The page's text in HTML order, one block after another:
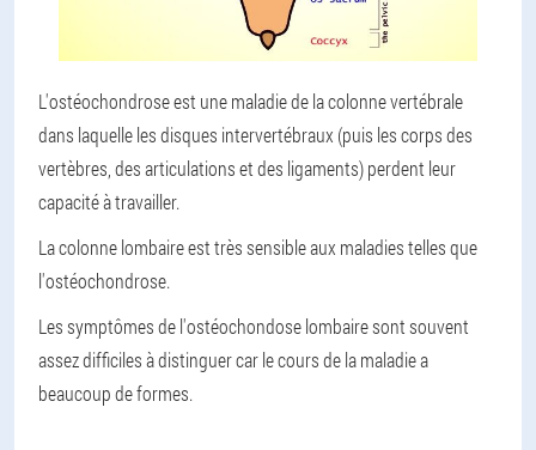
L'ostéochondrose est une maladie de la colonne vertébrale
dans laquelle les disques intervertébraux (puis les corps des
vertèbres, des articulations et des ligaments) perdent leur
capacité à travailler.
La colonne lombaire est très sensible aux maladies telles que
l'ostéochondrose.
Les symptômes de l'ostéochondose lombaire sont souvent
assez difficiles à distinguer car le cours de la maladie a
beaucoup de formes.